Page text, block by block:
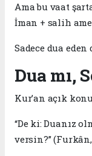
Ama bu vaat
İman + salih
Sadece dua
Dua mı,
Kur’an açık
“De ki: Duanız
versin?”